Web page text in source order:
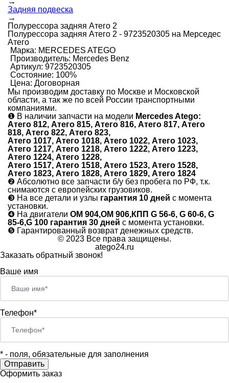
Задняя подвеска
→
Полурессора задняя Атего 2
Полурессора задняя Атего 2 - 9723520305 на Мерседес
Атего
Марка: MERCEDES ATEGO
Производитель: Mercedes Benz
Артикул: 9723520305
Состояние: 100%
Цена: Договорная
Мы производим доставку по Москве и Московской
области, а так же по всей России транспортными
компаниями.
❶ В наличии запчасти на модели Mercedes Atego:
Атего 812, Атего 815, Атего 816, Атего 817, Атего
818, Атего 822, Атего 823,
Атего 1017, Атего 1018, Атего 1022, Атего 1023,
Атего 1217, Атего 1218, Атего 1222, Атего 1223,
Атего 1224, Атего 1228,
Атего 1517, Атего 1518, Атего 1523, Атего 1528,
Атего 1823, Атего 1828, Атего 1829, Атего 1824
❷ Абсолютно все запчасти б/у без пробега по РФ, т.к.
снимаются с европейских грузовиков.
❸ На все детали и узлы гарантия 10 дней с момента
установки.
❹ На двигатели ОМ 904,ОМ 906,КПП G 56-6, G 60-6, G
85-6,G 100 гарантия 30 дней с момента установки.
❺ Гарантированный возврат денежных средств.
© 2023 Все права защищены.
atego24.ru
Заказать обратный звонок!
Ваше имя
Телефон*
* - поля, обязательные для заполнения
Оформить заказ